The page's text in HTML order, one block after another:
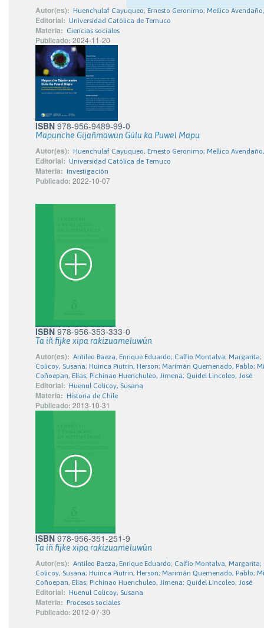
Autor(es): Huenchulaf Cayuqueo, Ernesto Geronimo; Mellico
Editorial: Universidad Católica de Temuco
Materia: Ciencias sociales
Publicado: 2024-11-20
ISBN 978-956-9489-99-0
Mapunche Gijañmawün Gülu ka Puwel Mapu
Autor(es): Huenchulaf Cayuqueo, Ernesto Geronimo; Mellico
Editorial: Universidad Católica de Temuco
Materia: Investigación
Publicado: 2022-10-07
ISBN 978-956-353-333-0
Ta iñ fijke xipa rakizuameluwün
Autor(es): Antileo Baeza, Enrique Eduardo; Calfío Montalva,
Colicoy, Susana; Huinca Piutrin, Herson; Marimán Quemenado, Pablo;
Coñoepan, Elías; Pichinao Huenchuleo, Jimena; Quidel Lincoleo, José
Editorial: Huenul Colicoy, Susana
Materia: Historia de Chile
Publicado: 2013-10-31
ISBN 978-956-351-251-9
Ta iñ fijke xipa rakizuameluwün
Autor(es): Antileo Baeza, Enrique Eduardo; Calfío Montalva,
Colicoy, Susana; Huinca Piutrin, Herson; Marimán Quemenado, Pablo;
Coñoepan, Elías; Pichinao Huenchuleo, Jimena; Quidel Lincoleo, José
Editorial: Huenul Colicoy, Susana
Materia: Procesos sociales
Publicado: 2012-07-30